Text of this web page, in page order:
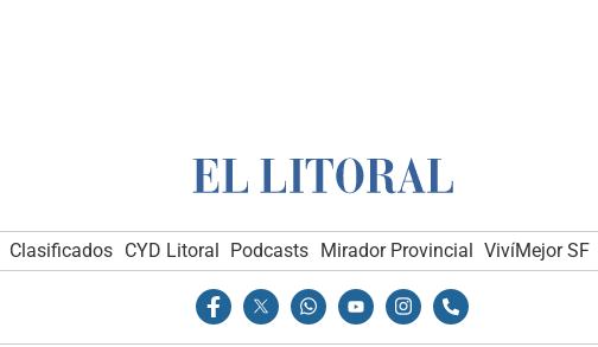
Clasificados CYD Litoral Podcasts Mirador Provincial VivíMejor SF